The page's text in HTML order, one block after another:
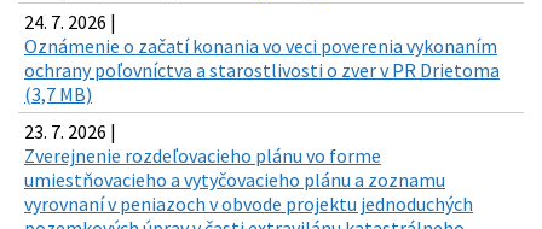
24. 7. 2026 |
Oznámenie o začatí konania vo veci poverenia vykonaním
ochrany poľovníctva a starostlivosti o zver v PR Drietoma
(3,7 MB)
23. 7. 2026 |
Zverejnenie rozdeľovacieho plánu vo forme
umiestňovacieho a vytyčovacieho plánu a zoznamu
vyrovnaní v peniazoch v obvode projektu jednoduchých